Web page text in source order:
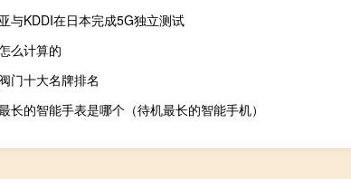
与KDDI在日本完成5G独立测试
么计算的
门十大名牌排名
长的智能手表是哪个（待机最长的智能手机）